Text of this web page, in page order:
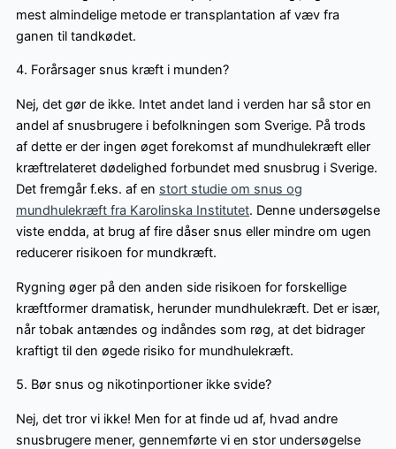
mest almindelige metode er transplantation af væv fra
ganen til tandkødet.
4. Forårsager snus kræft i munden?
Nej, det gør de ikke. Intet andet land i verden har så stor en
andel af snusbrugere i befolkningen som Sverige. På trods
af dette er der ingen øget forekomst af mundhulekræft eller
kræftrelateret dødelighed forbundet med snusbrug i Sverige.
Det fremgår f.eks. af en stort studie om snus og
mundhulekræft fra Karolinska Institutet. Denne undersøgelse
viste endda, at brug af fire dåser snus eller mindre om ugen
reducerer risikoen for mundkræft.
Rygning øger på den anden side risikoen for forskellige
kræftformer dramatisk, herunder mundhulekræft. Det er især,
når tobak antændes og indåndes som røg, at det bidrager
kraftigt til den øgede risiko for mundhulekræft.
5. Bør snus og nikotinportioner ikke svide?
Nej, det tror vi ikke! Men for at finde ud af, hvad andre
snusbrugere mener, gennemførte vi en stor undersøgelse